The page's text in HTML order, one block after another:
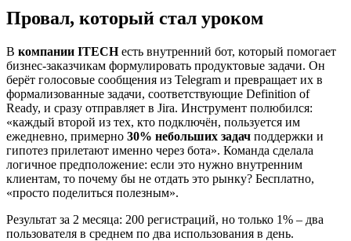
Провал, который стал уроком
В компании ITECHесть внутренний бот, который помогает
бизнес-заказчикам формулировать продуктовые задачи. Он
берёт голосовые сообщения из Telegram и превращает их в
формализованные задачи, соответствующие Definition of
Ready, и сразу отправляет в Jira. Инструмент полюбился:
«каждый второй из тех, кто подключён, пользуется им
ежедневно, примерно 30% небольших задач поддержки и
гипотез прилетают именно через бота». Команда сделала
логичное предположение: если это нужно внутренним
клиентам, то почему бы не отдать это рынку? Бесплатно,
«просто поделиться полезным».
Результат за 2 месяца: 200 регистраций, но только 1% – два
пользователя в среднем по два использования в день.